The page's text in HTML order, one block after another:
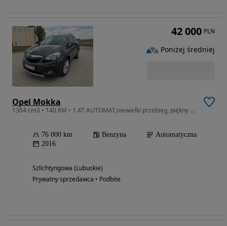
Opel Mokka
1364 cm3 • 140 KM • 1.4T AUTOMAT,niewielki przebieg, piękny kolor, bogato wyposażona
76 000 km Benzyna
Automatyczna
2016
Szlichtyngowa (Lubuskie)
Prywatny sprzedawca • Podbite
42 000 PLN
Poniżej średniej